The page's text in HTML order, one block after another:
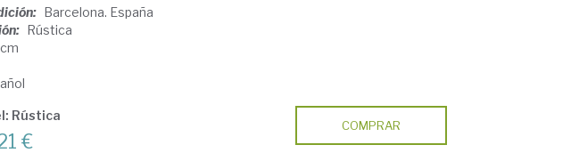
Barcelona. España
Rústica
Rústica
€
COMPRAR